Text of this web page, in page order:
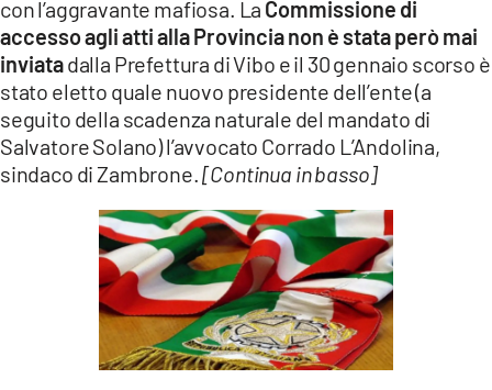
con l’aggravante mafiosa. La Commissione di
accesso agli atti alla Provincia non è stata però mai
inviatadalla Prefettura di Vibo e il 30 gennaio scorso è
stato eletto quale nuovo presidente dell’ente (a
seguito della scadenza naturale del mandato di
Salvatore Solano) l’avvocato Corrado L’Andolina,
sindaco di Zambrone.[Continua in basso]